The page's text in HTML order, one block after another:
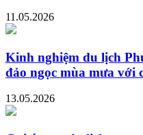
11.05.2026
Kinh nghiệm du lịch
đảo ngọc mùa mưa với
13.05.2026